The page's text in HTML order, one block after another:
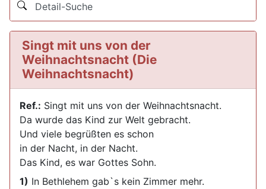
Detail-Suche
Singt mit uns von der
Weihnachtsnacht (Die
Weihnachtsnacht)
Ref.: Singt mit uns von der Weihnachtsnacht.
Da wurde das Kind zur Welt gebracht.
Und viele begrüßten es schon
in der Nacht, in der Nacht.
Das Kind, es war Gottes Sohn.
1) In Bethlehem gab`s kein Zimmer mehr.